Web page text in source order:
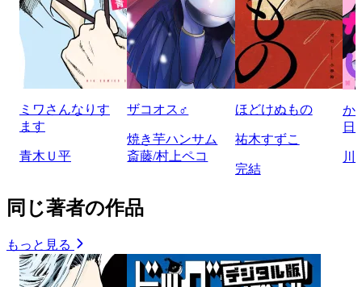
ミワさんなりす
ます
青木Ｕ平
ザコオス♂
焼き芋ハンサム
斎藤/村上ペコ
ほどけぬもの
祐木すずこ
完結
か
日
川
同じ著者の作品
もっと見る